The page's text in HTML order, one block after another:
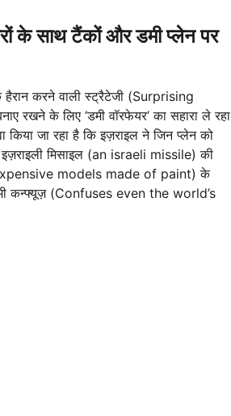
के साथ टैंकों और डमी प्लेन पर
करने वाली स्ट्रैटेजी (Surprising
के लिए ‘डमी वॉरफेयर’ का सहारा ले रहा
जा रहा है कि इज़राइल ने जिन प्लेन को
मिसाइल (an israeli missile) की
models made of paint) के
भी कन्फ्यूज़ (Confuses even the world’s